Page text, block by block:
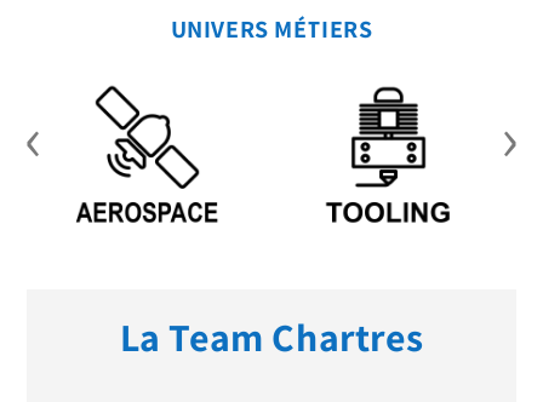
UNIVERS MÉTIERS
‹ ›
La Team Chartres